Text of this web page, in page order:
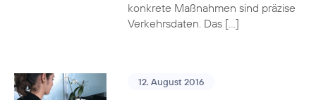
konkrete Maßnahmen sind präzise
Verkehrsdaten. Das […]
12. August 2016